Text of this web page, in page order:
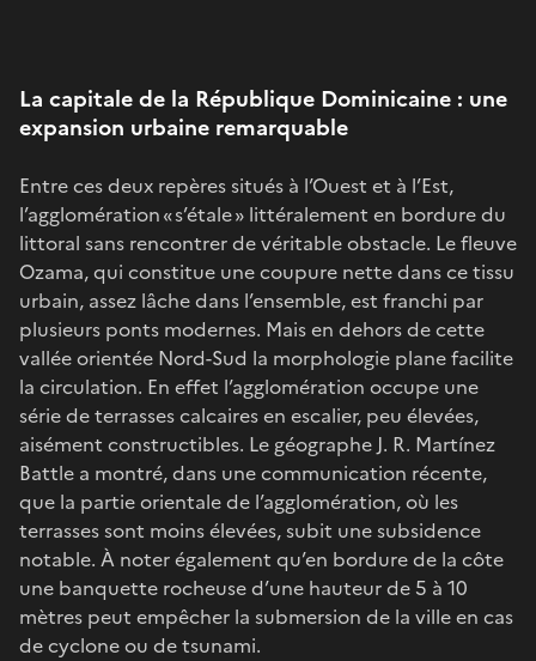
La capitale de la République Dominicaine : une
expansion urbaine remarquable
Entre ces deux repères situés à l’Ouest et à l’Est,
l’agglomération « s’étale » littéralement en bordure du
littoral sans rencontrer de véritable obstacle. Le fleuve
Ozama, qui constitue une coupure nette dans ce tissu
urbain, assez lâche dans l’ensemble, est franchi par
plusieurs ponts modernes. Mais en dehors de cette
vallée orientée Nord-Sud la morphologie plane facilite
la circulation. En effet l’agglomération occupe une
série de terrasses calcaires en escalier, peu élevées,
aisément constructibles. Le géographe J. R. Martínez
Battle a montré, dans une communication récente,
que la partie orientale de l’agglomération, où les
terrasses sont moins élevées, subit une subsidence
notable. À noter également qu’en bordure de la côte
une banquette rocheuse d’une hauteur de 5 à 10
mètres peut empêcher la submersion de la ville en cas
de cyclone ou de tsunami.